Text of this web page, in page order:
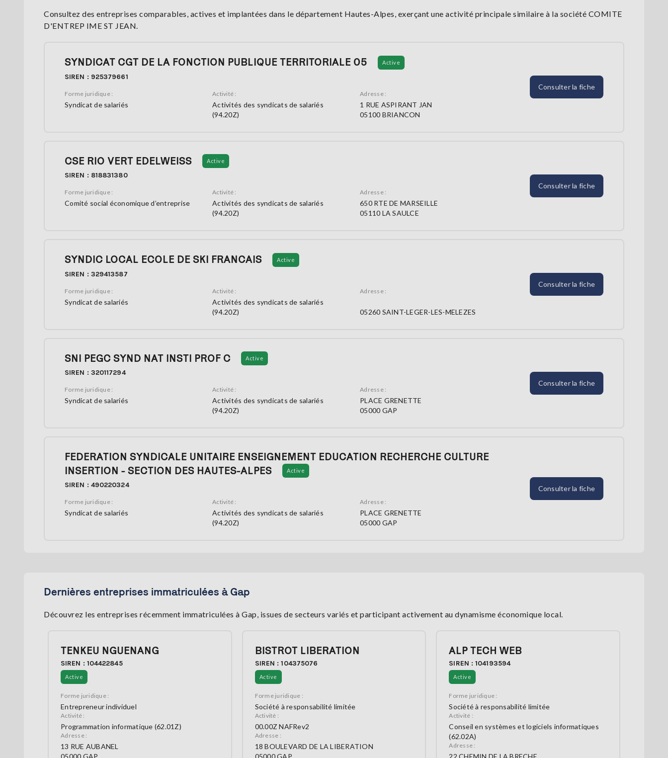
Consultez des entreprises comparables, actives et implantées dans le département Hautes-Alpes, exerçant une activité principale similaire à la société COMITE
D'ENTREP IME ST JEAN.
SYNDICAT CGT DE LA FONCTION PUBLIQUE TERRITORIALE 05 Active
SIREN : 925379661
Forme juridique :
Syndicat de salariés
Activité :
Activités des syndicats de salariés
(94.20Z)
Adresse :
1 RUE ASPIRANT JAN
05100 BRIANCON
Consulter la fiche
CSE RIO VERT EDELWEISS Active
SIREN : 818831380
Forme juridique :
Comité social économique d’entreprise
Activité :
Activités des syndicats de salariés
(94.20Z)
Adresse :
650 RTE DE MARSEILLE
05110 LA SAULCE
Consulter la fiche
SYNDIC LOCAL ECOLE DE SKI FRANCAIS Active
SIREN : 329413587
Forme juridique :
Syndicat de salariés
Activité :
Activités des syndicats de salariés
(94.20Z)
Adresse :
05260 SAINT-LEGER-LES-MELEZES
Consulter la fiche
SNI PEGC SYND NAT INSTI PROF C Active
SIREN : 320117294
Forme juridique :
Syndicat de salariés
Activité :
Activités des syndicats de salariés
(94.20Z)
Adresse :
PLACE GRENETTE
05000 GAP
Consulter la fiche
FEDERATION SYNDICALE UNITAIRE ENSEIGNEMENT EDUCATION RECHERCHE CULTURE
INSERTION - SECTION DES HAUTES-ALPES
Active
SIREN : 490220324
Forme juridique :
Syndicat de salariés
Activité :
Activités des syndicats de salariés
(94.20Z)
Adresse :
PLACE GRENETTE
05000 GAP
Consulter la fiche
Dernières entreprises immatriculées à Gap
Découvrez les entreprises récemment immatriculées à Gap, issues de secteurs variés et participant activement au dynamisme économique local.
TENKEU NGUENANG
SIREN : 104422845
Active
Forme juridique :
Entrepreneur individuel
Activité :
Programmation informatique (62.01Z)
Adresse :
13 RUE AUBANEL
BISTROT LIBERATION
SIREN : 104375076
Active
Forme juridique :
Société à responsabilité limitée
Activité :
00.00Z NAFRev2
Adresse :
18 BOULEVARD DE LA LIBERATION
ALP TECH WEB
SIREN : 104193594
Active
Forme juridique :
Société à responsabilité limitée
Activité :
Conseil en systèmes et logiciels informatiques
(62.02A)
Adresse :